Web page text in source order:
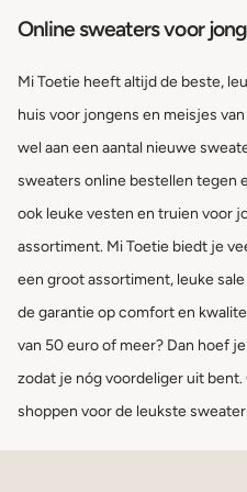
Online sweaters voor
Mi Toetie heeft altijd de beste,
huis voor jongens en meisjes
wel aan een aantal nieuwe
sweaters online bestellen tegen
ook leuke vesten en truien voor
assortiment. Mi Toetie biedt je
een groot assortiment, leuke
de garantie op comfort en
van 50 euro of meer? Dan hoef
zodat je nóg voordeliger uit
shoppen voor de leukste